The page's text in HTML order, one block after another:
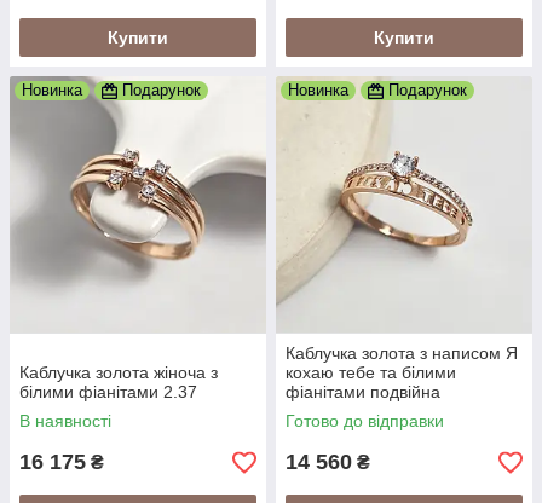
Купити Купити
Новинка Подарунок
Каблучка золота жіноча з
білими фіанітами 2.37
В наявності
16 175 ₴
Новинка Подарунок
Каблучка золота з написом Я
кохаю тебе та білими
фіанітами подвійна
Готово до відправки
14 560 ₴